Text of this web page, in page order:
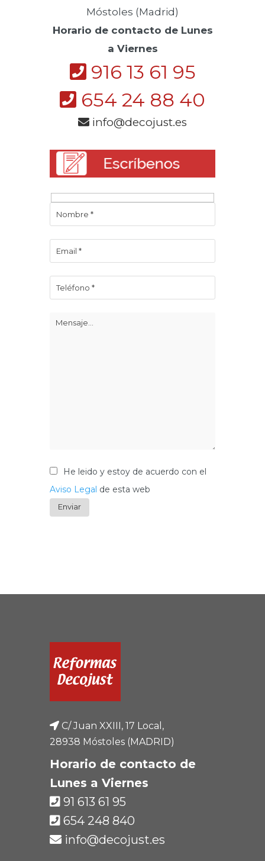
Móstoles (Madrid)
Horario de contacto de Lunes
a Viernes
916 13 61 95
654 24 88 40
info@decojust.es
He leido y estoy de acuerdo con el
Aviso Legal de esta web
C/ Juan XXIII, 17 Local,
28938 Móstoles (MADRID)
Horario de contacto de
Lunes a Viernes
91 613 61 95
654 248 840
info@decojust.es